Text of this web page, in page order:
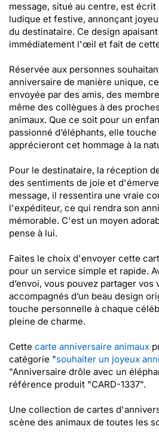
message, situé au centre, est
ludique et festive, annonçant
du destinataire. Ce design
immédiatement l'œil et fait de
Réservée aux personnes
anniversaire de manière unique,
envoyée par des amis, des
même des collègues à des
animaux. Que ce soit pour un
passionné d’éléphants, elle
apprécieront cet hommage à la
Pour le destinataire, la réception
des sentiments de joie et
message, il ressentira une vraie
l'expéditeur, ce qui rendra son
mémorable. C'est un moyen
pense à lui.
Faites le choix d'envoyer cette
pour un service simple et rapide.
d’envoi, vous pouvez partager vos
accompagnés d’un beau design
touche personnelle à chaque
pleine de charme.
Cette carte anniversaire animaux
catégorie "souhaiter un joyeux
"Anniversaire drôle avec un
référence produit "CARD-1337".
Une collection de cartes
scène des animaux de toutes les